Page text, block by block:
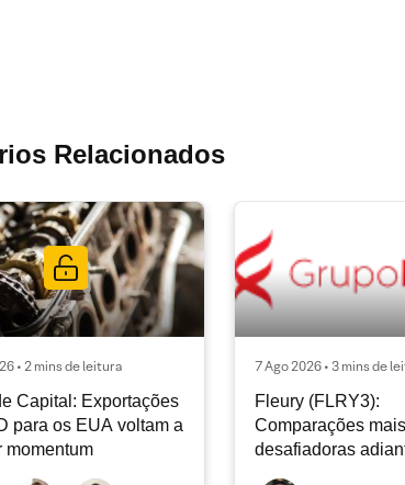
Relacionados
• 2 mins de leitura
Capital: Exportações
para os EUA voltam a
momentum
7 Ago 2026 • 3 mins de
Fleury (FLRY3):
Comparações mais
desafiadoras
deve permanecer